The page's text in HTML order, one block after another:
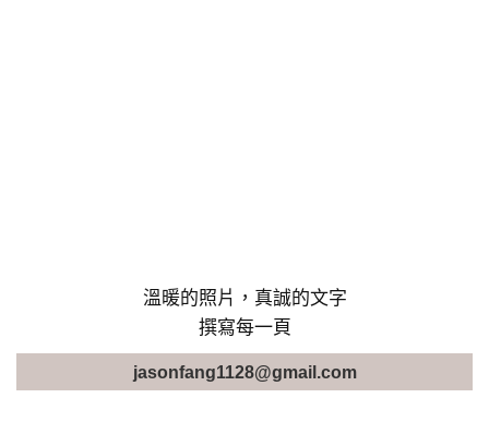
溫暖的照片，真誠的文字
撰寫每一頁
jasonfang1128@gmail.com